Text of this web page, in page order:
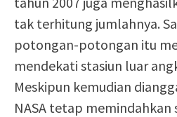
tak terhitung jumlahnya.
potongan-potongan itu
mendekati stasiun luar
Meskipun kemudian
NASA tetap memindahkan